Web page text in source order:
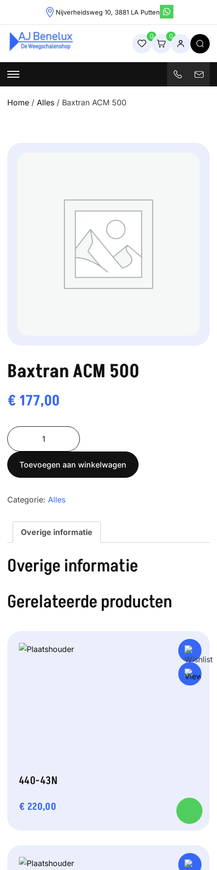
content
Nijverheidsweg 10, 3881 LA Putten
Weegschalenshop | Precisieweegschalen & Industriële
Weegoplossingen
0 0
Home / Alles / Baxtran ACM 500
Baxtran ACM 500
€ 177,00
Baxtran
ACM
500
aantal
Toevoegen aan winkelwagen
Categorie: Alles
Overige informatie
Overige informatie
Gerelateerde producten
440-43N
€ 220,00